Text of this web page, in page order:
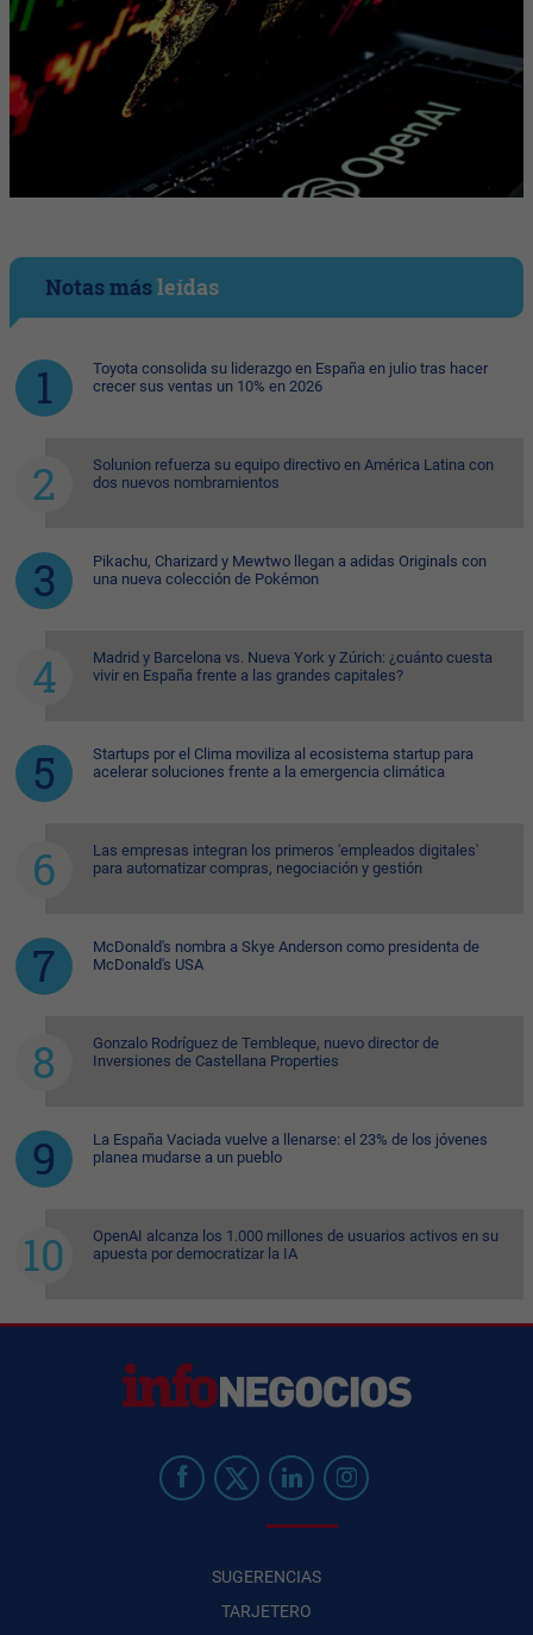
Notas másleídas
Toyota consolida su liderazgo en España en julio tras hacer
crecer sus ventas un 10% en 2026
Solunion refuerza su equipo directivo en América Latina con
dos nuevos nombramientos
Pikachu, Charizard y Mewtwo llegan a adidas Originals con
una nueva colección de Pokémon
Madrid y Barcelona vs. Nueva York y Zúrich: ¿cuánto cuesta
vivir en España frente a las grandes capitales?
Startups por el Clima moviliza al ecosistema startup para
acelerar soluciones frente a la emergencia climática
Las empresas integran los primeros 'empleados digitales'
para automatizar compras, negociación y gestión
McDonald's nombra a Skye Anderson como presidenta de
McDonald's USA
Gonzalo Rodríguez de Tembleque, nuevo director de
Inversiones de Castellana Properties
La España Vaciada vuelve a llenarse: el 23% de los jóvenes
planea mudarse a un pueblo
OpenAI alcanza los 1.000 millones de usuarios activos en su
apuesta por democratizar la IA
SUGERENCIAS
TARJETERO